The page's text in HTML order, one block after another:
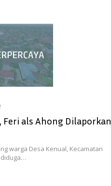
als Ahong Dilaporkan
warga Desa Kenual, Kecamatan
diduga…